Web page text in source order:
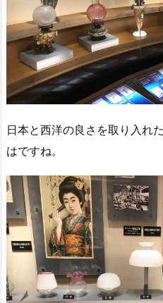
日本と西洋の良さを取り入れた
はですね。